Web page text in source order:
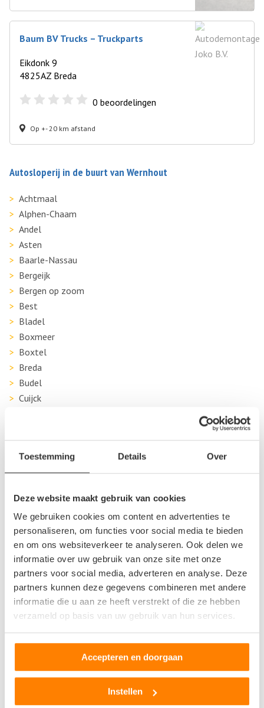
Toestemming Details Over
Deze website maakt gebruik van cookies
We gebruiken cookies om content en advertenties te
personaliseren, om functies voor social media te bieden
en om ons websiteverkeer te analyseren. Ook delen we
informatie over uw gebruik van onze site met onze
partners voor social media, adverteren en analyse. Deze
partners kunnen deze gegevens combineren met andere
informatie die u aan ze heeft verstrekt of die ze hebben
verzameld op basis van uw gebruik van hun services.
Accepteren en doorgaan
Instellen
Baum BV Trucks – Truckparts
Eikdonk 9
4825AZ Breda
0 beoordelingen
Op +- 20 km afstand
Autosloperij in de buurt van Wernhout
Achtmaal
Alphen-Chaam
Andel
Asten
Baarle-Nassau
Bergeijk
Bergen op zoom
Best
Bladel
Boxmeer
Boxtel
Breda
Budel
Cuijck
Dongen
Eindhoven
Geertruidenberg
Gilze en Rijen
Goirle
Heesch
Heeze
Helmond
Helvoirt
Heusden
Klundert